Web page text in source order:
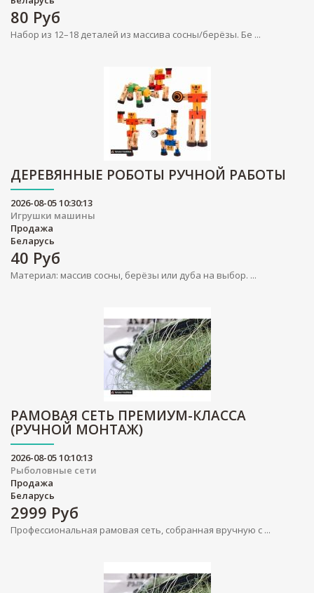
80 Руб
Набор из 12–18 деталей из массива сосны/берёзы. Бе ...
ДЕРЕВЯННЫЕ РОБОТЫ РУЧНОЙ РАБОТЫ
2026-08-05 10:30:13
Игрушки машины
Продажа
Беларусь
40 Руб
Материал: массив сосны, берёзы или дуба на выбор. ...
РАМОВАЯ СЕТЬ ПРЕМИУМ-КЛАССА
(РУЧНОЙ МОНТАЖ)
2026-08-05 10:10:13
Рыболовные сети
Продажа
Беларусь
2999 Руб
Профессиональная рамовая сеть, собранная вручную с ...